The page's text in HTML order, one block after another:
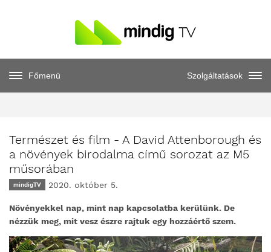
Főmenü Szolgáltatások
Természet és film - A David Attenborough és
a növények birodalma című sorozat az M5
műsorában
mindigTV 2020. október 5.
Növényekkel nap, mint nap kapcsolatba kerülünk. De
nézzük meg, mit vesz észre rajtuk egy hozzáértő szem.